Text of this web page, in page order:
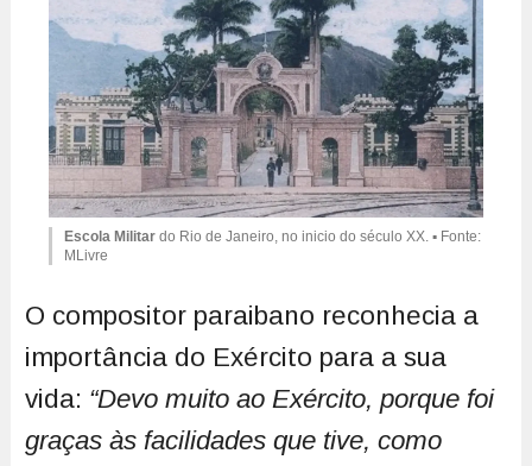
Escola Militar do Rio de Janeiro, no inicio do século XX. ▪ Fonte:
MLivre
O compositor paraibano reconhecia a
importância do Exército para a sua
vida: “Devo muito ao Exército, porque foi
graças às facilidades que tive, como